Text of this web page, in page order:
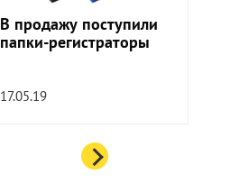
В продажу поступили
папки-регистраторы
17.05.19